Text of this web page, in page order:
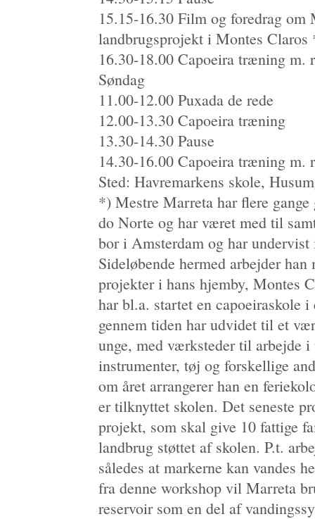
15.15-16.30 Film og foredrag om
landbrugsprojekt i Montes Claros
16.30-18.00 Capoeira træning m.
Søndag
11.00-12.00 Puxada de rede
12.00-13.30 Capoeira træning
13.30-14.30 Pause
14.30-16.00 Capoeira træning m.
Sted: Havremarkens skole,
*) Mestre Marreta har flere
do Norte og har været med til
bor i Amsterdam og har undervist
Sideløbende hermed arbejder
projekter i hans hjemby, Montes
har bl.a. startet en capoeiraskole
gennem tiden har udvidet til et
unge, med værksteder til arbejde
instrumenter, tøj og forskellige
om året arrangerer han en
er tilknyttet skolen. Det seneste
projekt, som skal give 10 fattige
landbrug støttet af skolen. P.t.
således at markerne kan vandes
fra denne workshop vil Marreta
reservoir som en del af